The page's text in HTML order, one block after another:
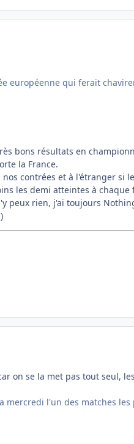
européenne qui ferait
bons résultats en
la France.
contrées et à l'étranger
les demi atteintes à chaque
peux rien, j'ai toujours
on se la met pas tout seul,
mercredi l'un des matches